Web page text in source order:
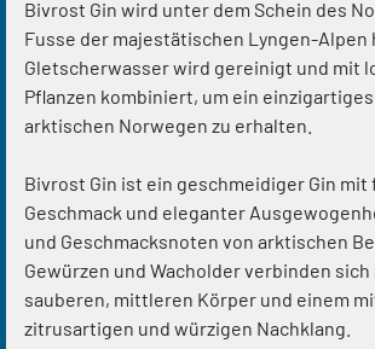
Bivrost Gin wird unter dem Schein des
Fusse der majestätischen Lyngen-Alpen
Gletscherwasser wird gereinigt und mit
Pflanzen kombiniert, um ein
arktischen Norwegen zu erhalten.
Bivrost Gin ist ein geschmeidiger Gin mit
Geschmack und eleganter
und Geschmacksnoten von arktischen
Gewürzen und Wacholder verbinden
sauberen, mittleren Körper und einem
zitrusartigen und würzigen Nachklang.